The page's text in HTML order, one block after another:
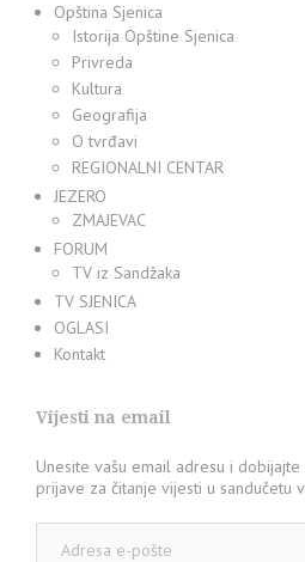
Opština Sjenica
Istorija Opštine Sjenica
Privreda
Kultura
Geografija
O tvrđavi
REGIONALNI CENTAR
JEZERO
ZMAJEVAC
FORUM
TV iz Sandžaka
TV SJENICA
OGLASI
Kontakt
Vijesti na email
Unesite vašu email adresu i
prijave za čitanje vijesti u sandučetu